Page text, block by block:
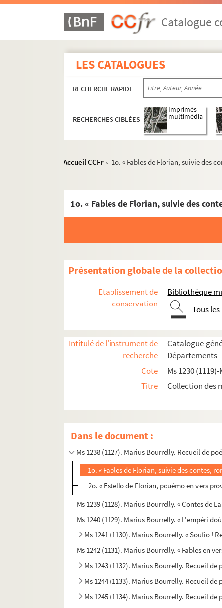
Catalogue
LES CATALOGUES
RECHERCHE RAPIDE
RECHERCHES CIBLÉES
Imprimés
multimédia
Accueil CCFr > 1o. « Fables de Florian, suivie des
Présentation globale de la
Etablissement de
conservation
Bibliothèque
Tous
Intitulé de l'instrument de
recherche
Catalogue
Départements
Cote
Ms 1230
Titre
Collection des
Dans le document :
Ms 1230 (1119). Recueil
Ms 1231 (1120). Marius Bourrelly. Recueil de
Ms 1232 (1121). Marius Bourrelly. Recueil de
Ms 1233 (1122). Marius Bourrelly. « Lei
Ms 1234 (1123). Marius Bourrelly. « La vido
Ms 1236 (1125). Marius Bourrelly. « Un
Ms 1237 (1126). Marius Bourrelly. « Lou rèst
Ms 1238 (1127). Marius Bourrelly. Recueil de
1o. « Fables de Florian, suivie des contes,
2o. « Estello de Florian, pouèmo en vers
Ms 1239 (1128). Marius Bourrelly. « Contes de
Ms 1240 (1129). Marius Bourrelly. « L'empèri
Ms 1241 (1130). Marius Bourrelly. « Soufio !
Ms 1242 (1131). Marius Bourrelly. « Fables en
Ms 1243 (1132). Marius Bourrelly. Recueil de
Ms 1244 (1133). Marius Bourrelly. Recueil de
Ms 1245 (1134). Marius Bourrelly. Recueil de